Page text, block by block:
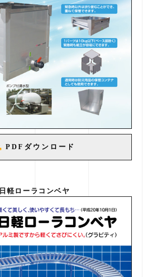
PDFダウンロード
日軽ローラコンベヤ